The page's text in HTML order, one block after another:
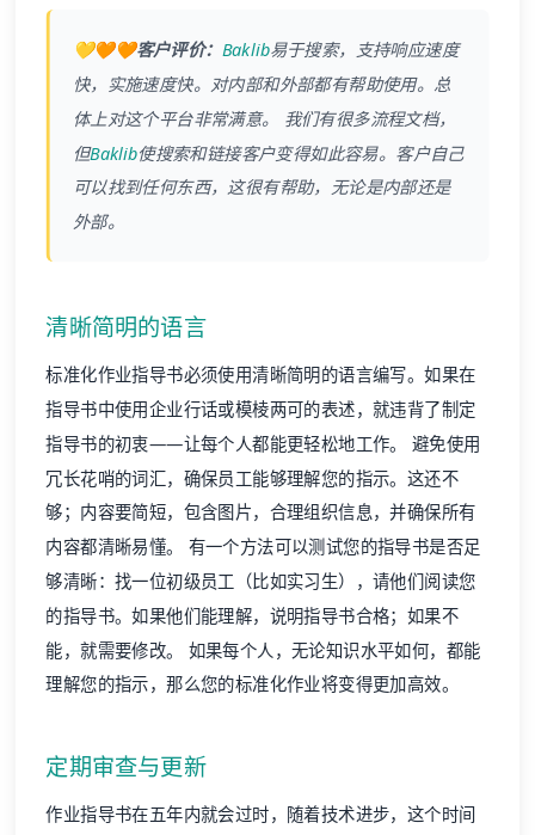
💛🧡🧡客户评价： Baklib易于搜索，支持响应速度
快，实施速度快。对内部和外部都有帮助使用。总
体上对这个平台非常满意。 我们有很多流程文档，
但Baklib使搜索和链接客户变得如此容易。客户自己
可以找到任何东西，这很有帮助，无论是内部还是
外部。
清晰简明的语言
标准化作业指导书必须使用清晰简明的语言编写。如果在
指导书中使用企业行话或模棱两可的表述，就违背了制定
指导书的初衷——让每个人都能更轻松地工作。 避免使用
冗长花哨的词汇，确保员工能够理解您的指示。这还不
够；内容要简短，包含图片，合理组织信息，并确保所有
内容都清晰易懂。 有一个方法可以测试您的指导书是否足
够清晰：找一位初级员工（比如实习生），请他们阅读您
的指导书。如果他们能理解，说明指导书合格；如果不
能，就需要修改。 如果每个人，无论知识水平如何，都能
理解您的指示，那么您的标准化作业将变得更加高效。
定期审查与更新
作业指导书在五年内就会过时，随着技术进步，这个时间